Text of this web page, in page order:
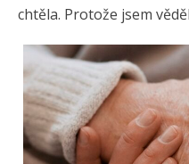
chtěla. Protože jsem